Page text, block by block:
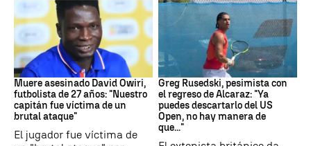
Fútbol
Muere asesinado David Owiri,
futbolista de 27 años: "Nuestro
capitán fue víctima de un
brutal ataque"
El jugador fue víctima de
Tenis
Greg Rusedski, pesimista con
el regreso de Alcaraz: "Ya
puedes descartarlo del US
Open, no hay manera de
que..."